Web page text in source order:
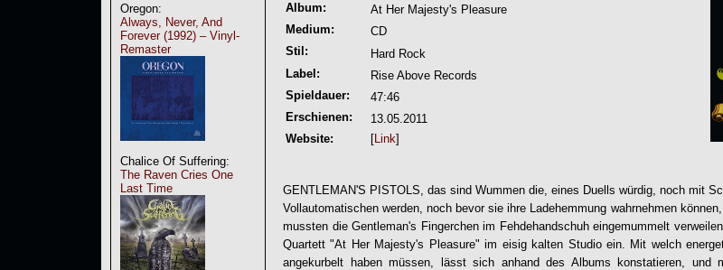
Oregon:
Always, Never, And
Forever (1992) – Vinyl-
Remaster
Chalice Of Suffering:
The Raven Cries One
Last Time
Album:
At Her Majesty's Pleasure
Medium:
CD
Stil:
Hard Rock
Label:
Rise Above Records
Spieldauer:
47:46
Erschienen:
13.05.2011
Website:
[Link]
GENTLEMAN'S PISTOLS, das sind Wummen die, eines Duells würdig, noch mit
Vollautomatischen werden, noch bevor sie ihre Ladehemmung wahrnehmen
mussten die Gentleman's Fingerchen im Fehdehandschuh eingemummelt
Quartett "At Her Majesty's Pleasure" im eisig kalten Studio ein. Mit welch
angekurbelt haben müssen, lässt sich anhand des Albums konstatieren, und